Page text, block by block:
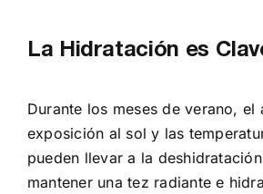
La Hidratación es
Durante los meses de verano, el
exposición al sol y las
pueden llevar a la
mantener una tez radiante e